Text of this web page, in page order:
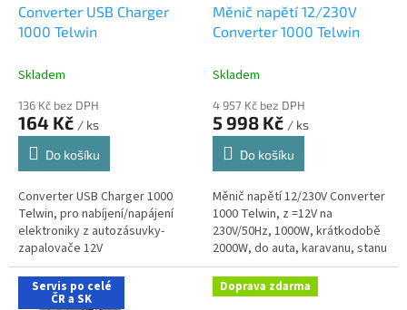
Converter USB Charger
1000 Telwin
Skladem
136 Kč bez DPH
164 Kč / ks
Do košíku
Converter USB Charger 1000
Telwin, pro nabíjení/napájení
elektroniky z autozásuvky-
zapalovače 12V
Měnič napětí 12/230V
Converter 1000 Telwin
Skladem
4 957 Kč bez DPH
5 998 Kč / ks
Do košíku
Měnič napětí 12/230V Converter
1000 Telwin, z =12V na
230V/50Hz, 1000W, krátkodobě
2000W, do auta, karavanu, stanu
apod. pro spotřebiče
230V/50Hz, možnost pevného
zabudování do...
Servis po celé
ČR a SK
Doprava zdarma